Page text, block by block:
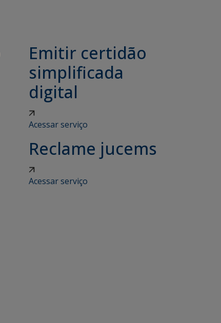
Emitir certidão
simplificada
digital
Acessar serviço
Reclame jucems
Acessar serviço